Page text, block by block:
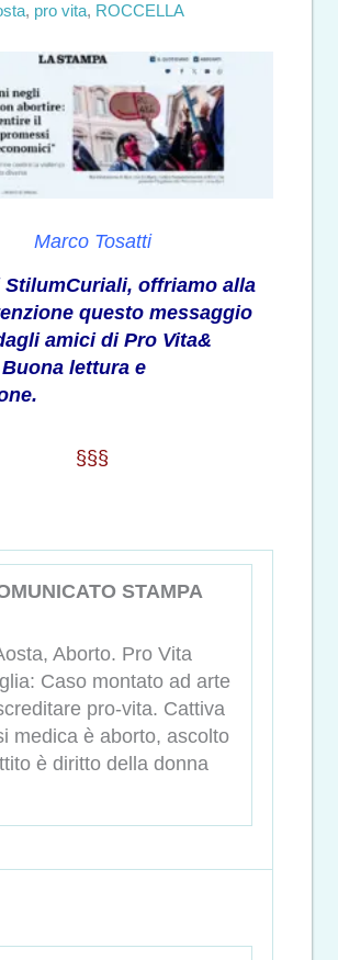
, pro vita, ROCCELLA
Marco Tosatti
StilumCuriali, offriamo alla
questo messaggio
amici di Pro Vita&
lettura e
§§§
STAMPA
Aborto. Pro Vita
Caso montato ad arte
pro-vita. Cattiva
medica è aborto, ascolto
è diritto della donna